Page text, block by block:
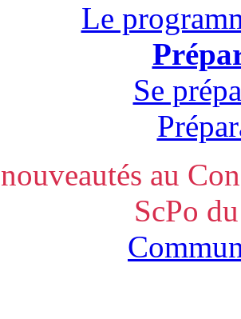
Le
Se
au
ScPo